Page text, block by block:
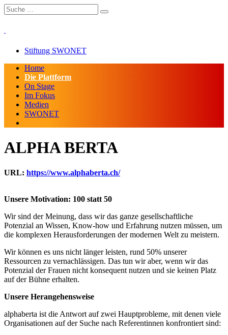
Stiftung SWONET
Home
Die Plattform
On Stage
Im Fokus
Medien
SWONET
ALPHA BERTA
URL: https://www.alphaberta.ch/
Unsere Motivation: 100 statt 50
Wir sind der Meinung, dass wir das ganze gesellschaftliche
Potenzial an Wissen, Know-how und Erfahrung nutzen müssen, um
die komplexen Herausforderungen der modernen Welt zu meistern.
Wir können es uns nicht länger leisten, rund 50% unserer
Ressourcen zu vernachlässigen. Das tun wir aber, wenn wir das
Potenzial der Frauen nicht konsequent nutzen und sie keinen Platz
auf der Bühne erhalten.
Unsere Herangehensweise
alphaberta ist die Antwort auf zwei Hauptprobleme, mit denen viele
Organisationen auf der Suche nach Referentinnen konfrontiert sind: